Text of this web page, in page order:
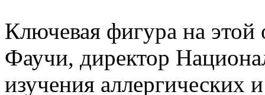
Ключевая фигура на
Фаучи, директор
изучения аллергических